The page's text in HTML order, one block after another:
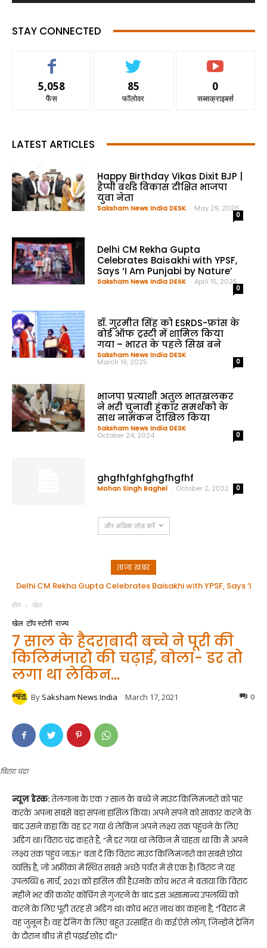
STAY CONNECTED
5,058
फैंस
85
फॉलोवर
0
सब्सक्राइबर्स
LATEST ARTICLES
Happy Birthday Vikas Dixit BJP |
हैप्पी बर्थडे विकास दीक्षित भाजपा
युवा नेता
Saksham News India DESK - May 29, 2026
0
Delhi CM Rekha Gupta
Celebrates Baisakhi with YPSF,
Says ‘I Am Punjabi by Nature’
Saksham News India DESK - April 15, 2025
0
डॉ. गुरमीत सिंह को ESRDS-फ्रांस के
बोर्ड ऑफ ट्रस्टी में शामिल किया
गया – भारत के पहले सिख बने
Saksham News India DESK -
March 19, 2025 0
भाजपा प्रत्याशी अतुल भातखलकर
ने भरी चुनावी हुंकार समर्थको के
साथ नामंकन दाखिल किया
Saksham News India DESK -
October 24, 2024 0
ghgfhfghfghgfhgfhf
Mohan Singh Baghel - October 2, 2022 0
और अधिक लोड करें